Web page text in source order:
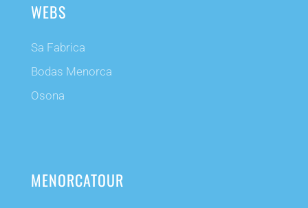
WEBS
Sa Fabrica
Bodas Menorca
Osona
MENORCATOUR